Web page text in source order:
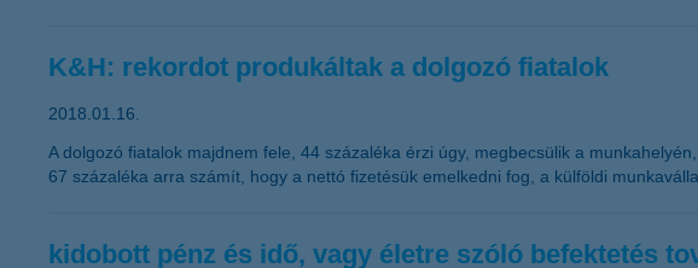
K&H: rekordot produkáltak a dolgozó fiatalok
2018.01.16.
A dolgozó fiatalok majdnem fele, 44 százaléka érzi úgy, megbecsülik a
67 százaléka arra számít, hogy a nettó fizetésük emelkedni fog, a külföldi
kidobott pénz és idő, vagy életre szóló befektetés